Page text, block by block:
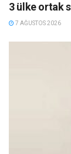
3 ülke ortak
7 AĞUSTOS 2026